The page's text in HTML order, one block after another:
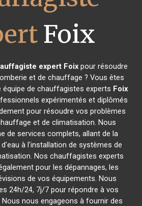
Foix
expert Foixpour résoudre
et de chauffage ? Vous êtes
équipe de chauffagistes experts Foix
expérimentés et diplômés
pour résoudre vos problèmes
et de climatisation. Nous
de services complets, allant de la
à l'installation de systèmes de
Nos chauffagistes experts
pour les dépannages, les
de vos équipements. Nous
24h/24, 7j/7 pour répondre à vos
nous engageons à fournir des